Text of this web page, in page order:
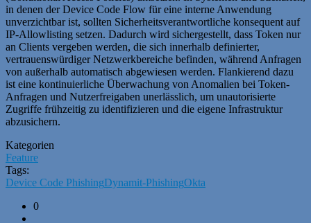
in denen der Device Code Flow für eine interne Anwendung
unverzichtbar ist, sollten Sicherheitsverantwortliche konsequent auf
IP-Allowlisting setzen. Dadurch wird sichergestellt, dass Token nur
an Clients vergeben werden, die sich innerhalb definierter,
vertrauenswürdiger Netzwerkbereiche befinden, während Anfragen
von außerhalb automatisch abgewiesen werden. Flankierend dazu
ist eine kontinuierliche Überwachung von Anomalien bei Token-
Anfragen und Nutzerfreigaben unerlässlich, um unautorisierte
Zugriffe frühzeitig zu identifizieren und die eigene Infrastruktur
abzusichern.
Kategorien
Feature
Tags:
Device Code PhishingDynamit-PhishingOkta
0